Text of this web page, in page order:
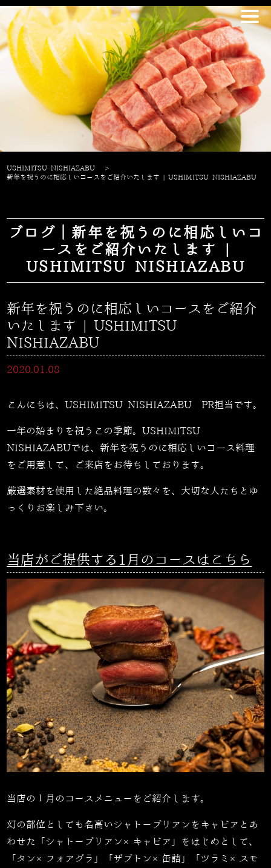
USHIMITSU NISHIAZABU
>
新年を祝うのに相応しいコースをご紹介いたします | USHIMITSU NISHIAZABU
ブログ｜新年を祝うのに相応しいコ
ースをご紹介いたします |
USHIMITSU NISHIAZABU
新年を祝うのに相応しいコースをご紹介
いたします | USHIMITSU
NISHIAZABU
2020.01.08
こんにちは、USHIMITSU NISHIAZABU PR担当です。
一年の始まりを祝うこの季節。USHIMITSU
NISHIAZABUでは、新年を祝うのに相応しいコース料理
をご用意して、ご来店をお待ちしております。
厳選素材を使用した絶品料理の数々を、大切な人たちとゆ
っくりお楽しみ下さい。
当店がご提供する1月のコースはこちら
当店の１月のコースメニューをご紹介します。
幻の部位としても名高いシャトーブリアンをキャビアとあ
わせた「シャトーブリアン×キャビア」をはじめとして、
「タン×フォアグラ」「ザブトン×缶詰」「ツラミ×スモ